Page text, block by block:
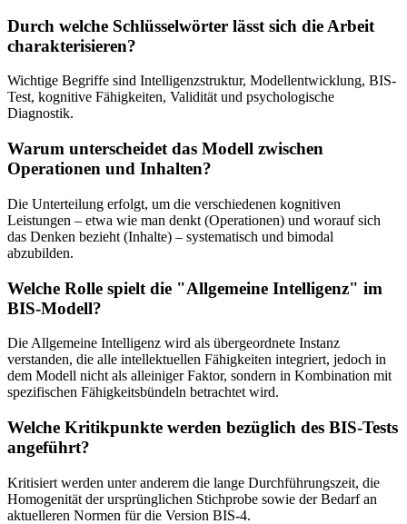
Durch welche Schlüsselwörter lässt sich die Arbeit
charakterisieren?
Wichtige Begriffe sind Intelligenzstruktur, Modellentwicklung, BIS-
Test, kognitive Fähigkeiten, Validität und psychologische
Diagnostik.
Warum unterscheidet das Modell zwischen
Operationen und Inhalten?
Die Unterteilung erfolgt, um die verschiedenen kognitiven
Leistungen – etwa wie man denkt (Operationen) und worauf sich
das Denken bezieht (Inhalte) – systematisch und bimodal
abzubilden.
Welche Rolle spielt die "Allgemeine Intelligenz" im
BIS-Modell?
Die Allgemeine Intelligenz wird als übergeordnete Instanz
verstanden, die alle intellektuellen Fähigkeiten integriert, jedoch in
dem Modell nicht als alleiniger Faktor, sondern in Kombination mit
spezifischen Fähigkeitsbündeln betrachtet wird.
Welche Kritikpunkte werden bezüglich des BIS-Tests
angeführt?
Kritisiert werden unter anderem die lange Durchführungszeit, die
Homogenität der ursprünglichen Stichprobe sowie der Bedarf an
aktuelleren Normen für die Version BIS-4.